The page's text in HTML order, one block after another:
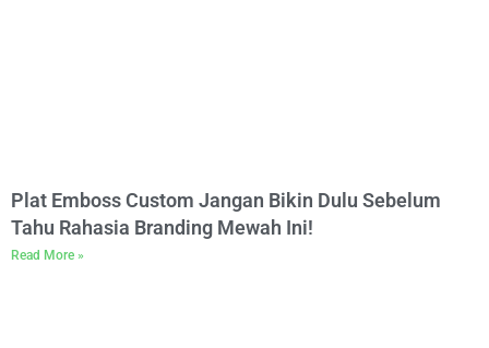
Plat Emboss Custom Jangan Bikin Dulu Sebelum
Tahu Rahasia Branding Mewah Ini!
Read More »